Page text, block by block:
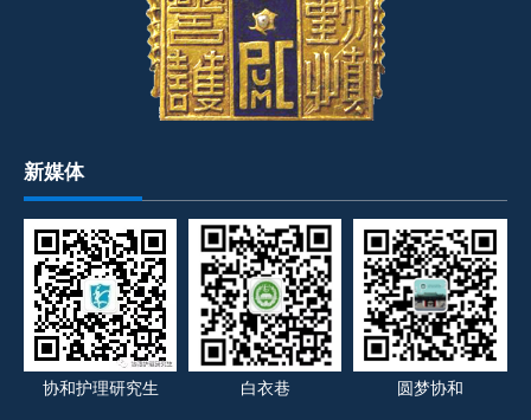
新媒体
协和护理研究生 白衣巷 圆梦协和